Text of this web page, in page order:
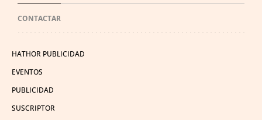
CONTACTAR
HATHOR PUBLICIDAD
EVENTOS
PUBLICIDAD
SUSCRIPTOR